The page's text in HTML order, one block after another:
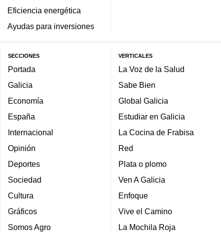
Eficiencia energética
Ayudas para inversiones
SECCIONES
Portada
Galicia
Economía
España
Internacional
Opinión
Deportes
Sociedad
Cultura
Gráficos
Somos Agro
VERTICALES
La Voz de la Salud
Sabe Bien
Global Galicia
Estudiar en Galicia
La Cocina de Frabisa
Red
Plata o plomo
Ven A Galicia
Enfoque
Vive el Camino
La Mochila Roja